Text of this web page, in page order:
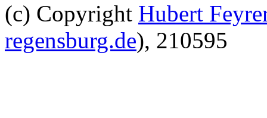
(c) Copyright Hubert
regensburg.de), 210595